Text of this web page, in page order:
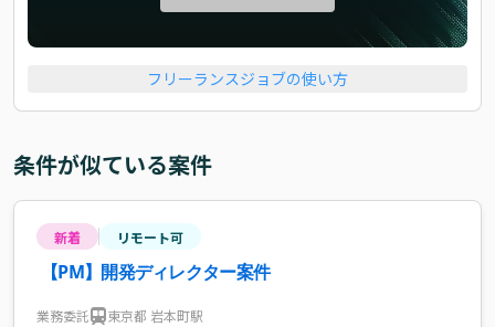
フリーランスジョブの使い方
条件が似ている案件
新着 リモート可
【PM】開発ディレクター案件
業務委託 東京都 岩本町駅